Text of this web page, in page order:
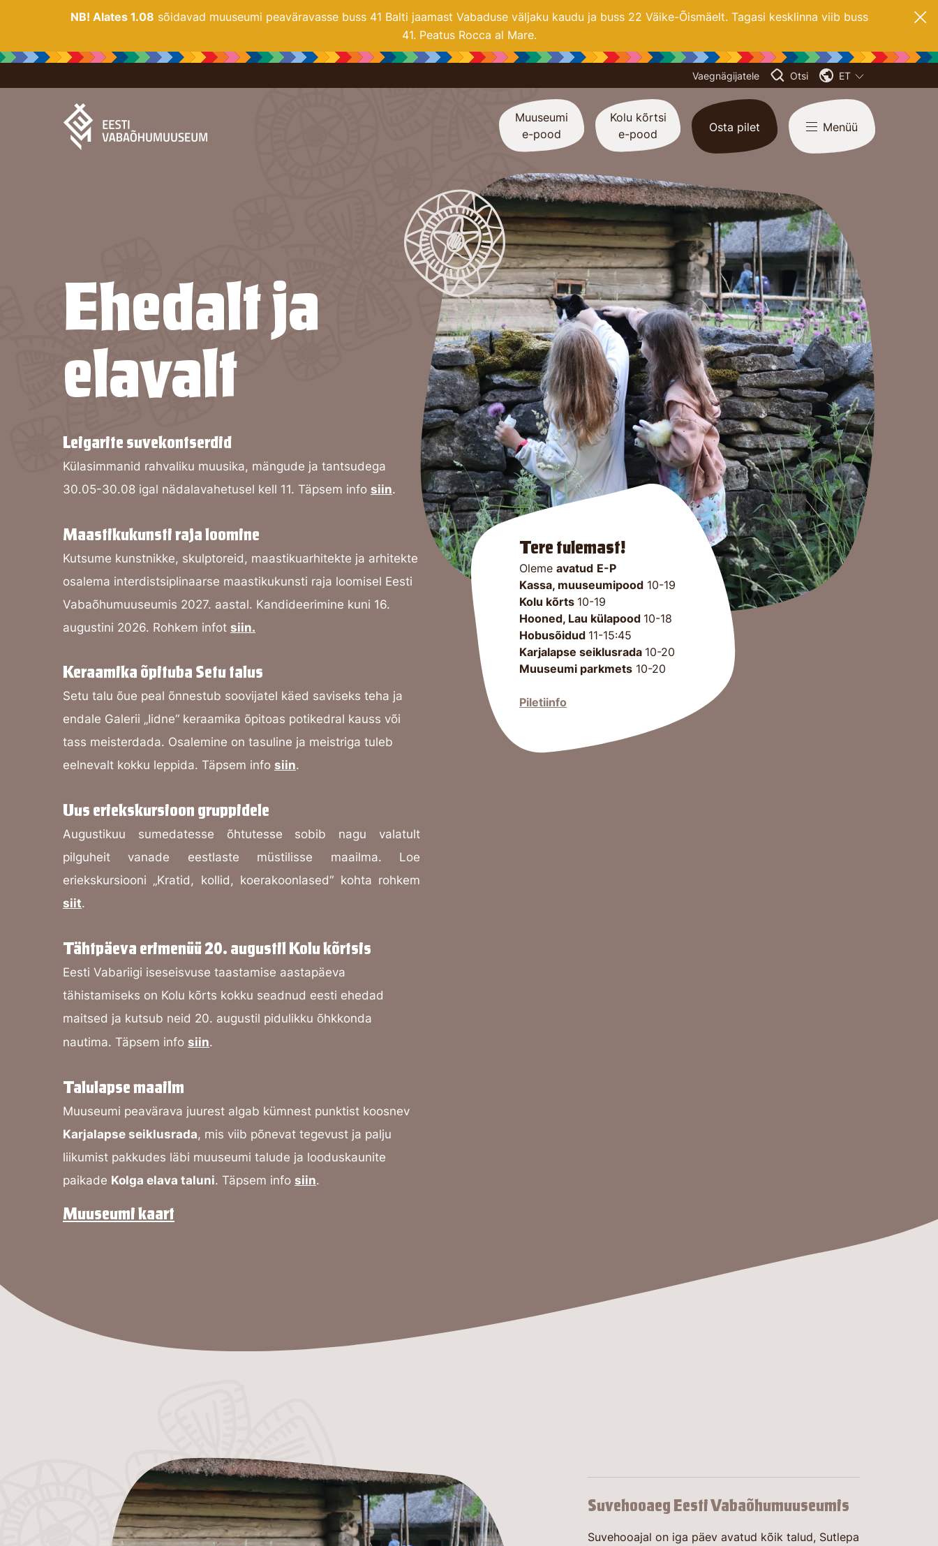
NB! Alates 1.08 sõidavad muuseumi peaväravasse buss 41 Balti jaamast Vabaduse väljaku kaudu ja buss 22 Väike-Õismäelt. Tagasi kesklinna viib buss
41. Peatus Rocca al Mare.
Vaegnägijatele Otsi ET
Muuseumi
e-pood
Kolu kõrtsi
e-pood
Osta pilet Menüü
Ehedalt ja
elavalt
Leigarite suvekontserdid
Külasimmanid rahvaliku muusika, mängude ja tantsudega
30.05-30.08 igal nädalavahetusel kell 11. Täpsem info siin.
Maastikukunsti raja loomine
Kutsume kunstnikke, skulptoreid, maastikuarhitekte ja arhitekte
osalema interdistsiplinaarse maastikukunsti raja loomisel Eesti
Vabaõhumuuseumis 2027. aastal. Kandideerimine kuni 16.
augustini 2026. Rohkem infot siin.
Keraamika õpituba Setu talus
Setu talu õue peal õnnestub soovijatel käed saviseks teha ja
endale Galerii „Iidne“ keraamika õpitoas potikedral kauss või
tass meisterdada. Osalemine on tasuline ja meistriga tuleb
eelnevalt kokku leppida. Täpsem info siin.
Uus eriekskursioon gruppidele
Augustikuu sumedatesse õhtutesse sobib nagu valatult
pilguheit vanade eestlaste müstilisse maailma. Loe
eriekskursiooni „Kratid, kollid, koerakoonlased“ kohta rohkem
siit.
Tähtpäeva erimenüü 20. augustil Kolu kõrtsis
Eesti Vabariigi iseseisvuse taastamise aastapäeva
tähistamiseks on Kolu kõrts kokku seadnud eesti ehedad
maitsed ja kutsub neid 20. augustil pidulikku õhkkonda
nautima. Täpsem info siin.
Talulapse maailm
Muuseumi peavärava juurest algab kümnest punktist koosnev
Karjalapse seiklusrada, mis viib põnevat tegevust ja palju
liikumist pakkudes läbi muuseumi talude ja looduskaunite
paikade Kolga elava taluni. Täpsem info siin.
Muuseumi kaart
Tere tulemast!
Oleme avatud E-P
Kassa, muuseumipood 10-19
Kolu kõrts 10-19
Hooned, Lau külapood 10-18
Hobusõidud 11-15:45
Karjalapse seiklusrada 10-20
Muuseumi parkmets 10-20
Piletiinfo
Suvehooaeg Eesti Vabaõhumuuseumis
Suvehooajal on iga päev avatud kõik talud, Sutlepa